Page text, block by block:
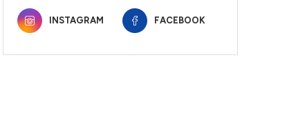
INSTAGRAM FACEBOOK